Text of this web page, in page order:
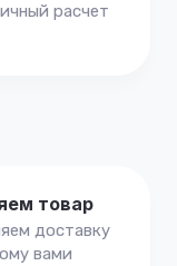
расчет
товар
доставку
вами